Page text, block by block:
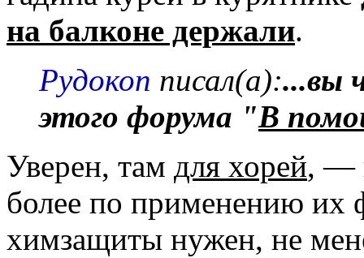
на балконе держали.
Рудокоп писал(а):...вы
этого форума "В
Уверен, там для хорей, —
более по применению их
химзащиты нужен, не